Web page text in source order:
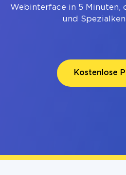
Webinterface in 5 Minuten,
und
Kostenlose